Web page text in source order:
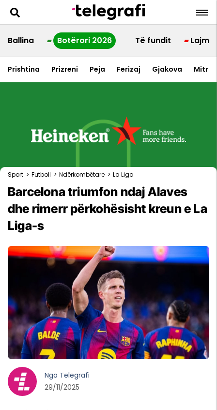
Ballina Botërori 2026 Të fundit Lajme
Prishtina Prizreni Peja Ferizaj Gjakova
Sport > Futboll > Ndërkombëtare > La Liga
Barcelona triumfon ndaj Alaves
dhe rimerr përkohësisht kreun e La
Liga-s
Nga Telegrafi
29/11/2025